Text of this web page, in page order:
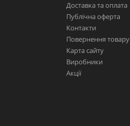
Доставка та оплата
Публічна оферта
Контакти
Повернення товару
Карта сайту
Виробники
Акції